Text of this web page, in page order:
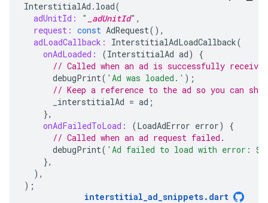
InterstitialAd . load(
adUnitId:
" _adUnitId" ,
request: const AdRequest(),
adLoadCallback:
InterstitialAdLoadCallback(
onAdLoaded:
(InterstitialAd ad)
{
// Called when an ad is successfully
debugPrint( 'Ad was loaded.' );
// Keep a reference to the ad so you can
_interstitialAd = ad ;
},
onAdFailedToLoad:
(LoadAdError error)
{
// Called when an ad request failed.
debugPrint( 'Ad failed to load with error: $
},
),
);
interstitial_ad_snippets. dart